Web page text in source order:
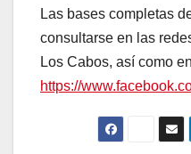
Las bases completas
consultarse en las
Los Cabos, así como
https://